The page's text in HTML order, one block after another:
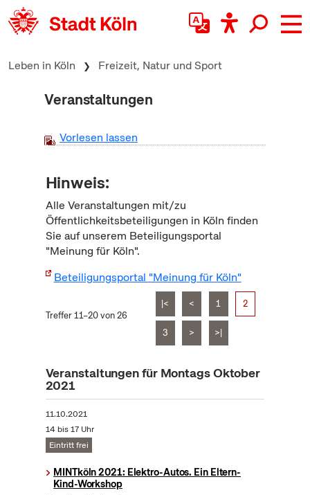
zum Inhalt springen
Leben in Köln Freizeit, Natur und Sport
Veranstaltungen
Vorlesen lassen
Hinweis:
Alle Veranstaltungen mit/zu
Öffentlichkeitsbeteiligungen in Köln finden
Sie auf unserem Beteiligungsportal
"Meinung für Köln".
Beteiligungsportal "Meinung für Köln"
Treffer 11–20 von 26
|< < 1 2
3 > >|
Veranstaltungen für Montags Oktober
2021
11.10.2021
14 bis 17 Uhr
Eintritt frei
MINTköln 2021: Elektro-Autos. Ein Eltern-
Kind-Workshop